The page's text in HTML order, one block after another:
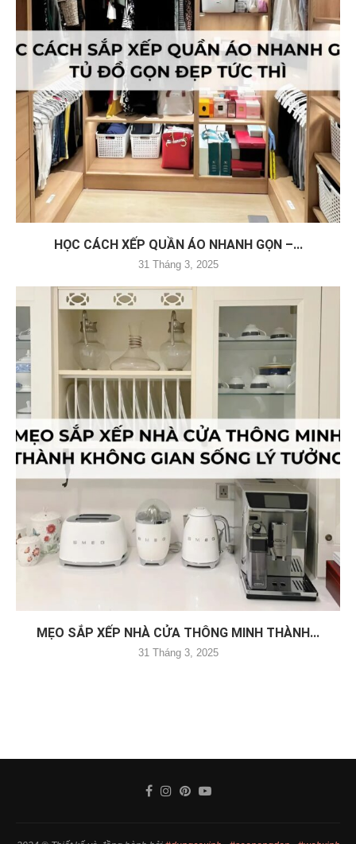
HỌC CÁCH XẾP QUẦN ÁO NHANH GỌN –...
31 Tháng 3, 2025
MẸO SẮP XẾP NHÀ CỬA THÔNG MINH THÀNH...
31 Tháng 3, 2025